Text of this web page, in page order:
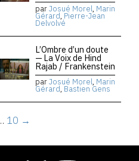
parJosué Morel, Marin
Gérard, Pierre-Jean
Delvolvé
L’Ombre d’un doute
— La Voix de Hind
Rajab / Frankenstein
parJosué Morel, Marin
Gérard, Bastien Gens
10 →